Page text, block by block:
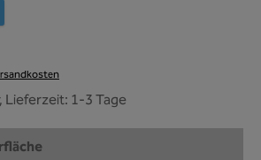
Lieferzeit: 1-3 Tage
auswählen